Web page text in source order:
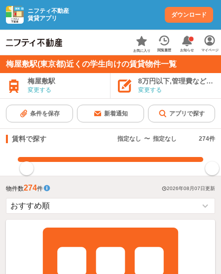
ニフティ不動産
賃貸アプリ
ダウンロード
お気に入り 閲覧履歴 お知らせ マイページ
梅屋敷駅(東京都)近くの学生向けの賃貸物件一覧
梅屋敷駅
変更する
8万円以下,管理費など込み
変更する
条件を保存 新着通知 アプリで探す
賃料で探す 指定なし 〜 指定なし 274件
物件数274件 2026年08月07日更新